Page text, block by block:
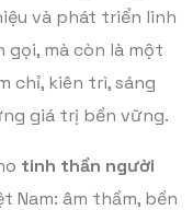
và phát triển linh
gọi, mà còn là một
chỉ, kiên trì, sáng
giá trị bền vững.
tinh thần người
Nam: âm thầm, bền